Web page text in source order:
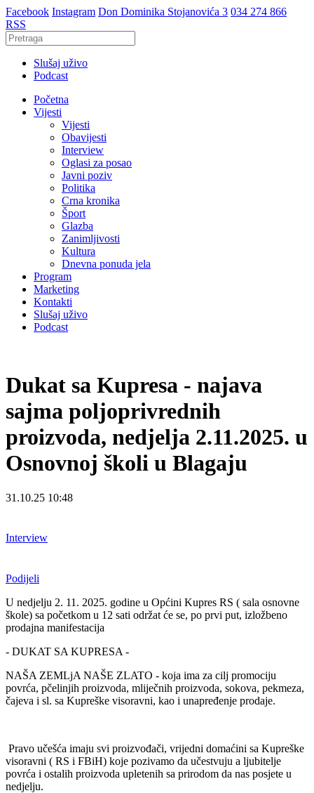
Facebook Instagram Don Dominika Stojanovića 3 034 274 866
RSS
Slušaj uživo
Podcast
Početna
Vijesti
Vijesti
Obavijesti
Interview
Oglasi za posao
Javni poziv
Politika
Crna kronika
Šport
Glazba
Zanimljivosti
Kultura
Dnevna ponuda jela
Program
Marketing
Kontakti
Slušaj uživo
Podcast
Dukat sa Kupresa - najava
sajma poljoprivrednih
proizvoda, nedjelja 2.11.2025. u
Osnovnoj školi u Blagaju
31.10.25 10:48
Interview
Podijeli
U nedjelju 2. 11. 2025. godine u Općini Kupres RS ( sala osnovne
škole) sa početkom u 12 sati održat će se, po prvi put, izložbeno
prodajna manifestacija
- DUKAT SA KUPRESA -
NAŠA ZEMLjA NAŠE ZLATO - koja ima za cilj promociju
povrća, pčelinjih proizvoda, mliječnih proizvoda, sokova, pekmeza,
čajeva i sl. sa Kupreške visoravni, kao i unapređenje prodaje.
Pravo učešća imaju svi proizvođači, vrijedni domaćini sa Kupreške
visoravni ( RS i FBiH) koje pozivamo da učestvuju a ljubitelje
povrća i ostalih proizvoda upletenih sa prirodom da nas posjete u
nedjelju.